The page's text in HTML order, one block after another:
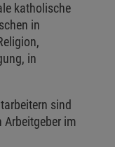
katholische
in
in
sind
Arbeitgeber im